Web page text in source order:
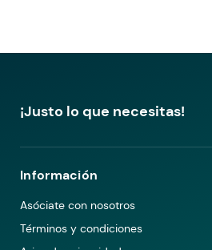
¡Justo lo que necesitas!
Información
Asóciate con nosotros
Términos y condiciones